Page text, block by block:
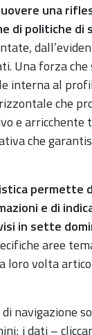
una
di politiche
Una forza che
interna al
che
e arricchente
che
permette
e di
in sette
aree
loro volta
navigazione
i dati –